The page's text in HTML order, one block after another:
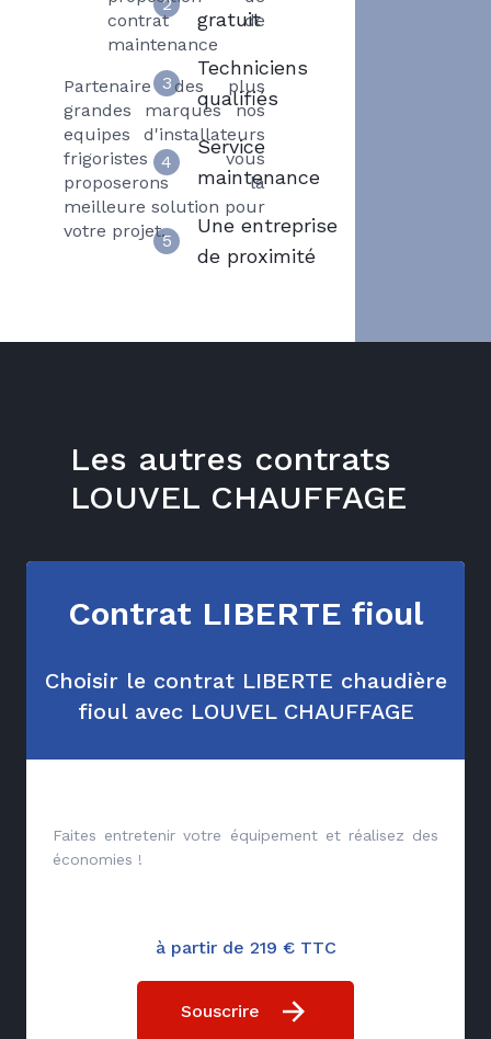
contrat de
maintenance
Partenaire des plus
grandes marques nos
equipes d'installateurs
frigoristes vous
proposerons la
meilleure solution pour
votre projet.
gratuit
3
Techniciens
qualifiés
4
Service
maintenance
5
Une entreprise
de proximité
Les autres contrats
LOUVEL CHAUFFAGE
Contrat LIBERTE fioul
Choisir le contrat LIBERTE chaudière
fioul avec LOUVEL CHAUFFAGE
Faites entretenir votre équipement et réalisez des
économies !
à partir de 219 € TTC
Souscrire